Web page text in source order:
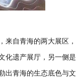
自青海的两大展区，
化遗产展厅，另一侧是
出青海的生态底色与文